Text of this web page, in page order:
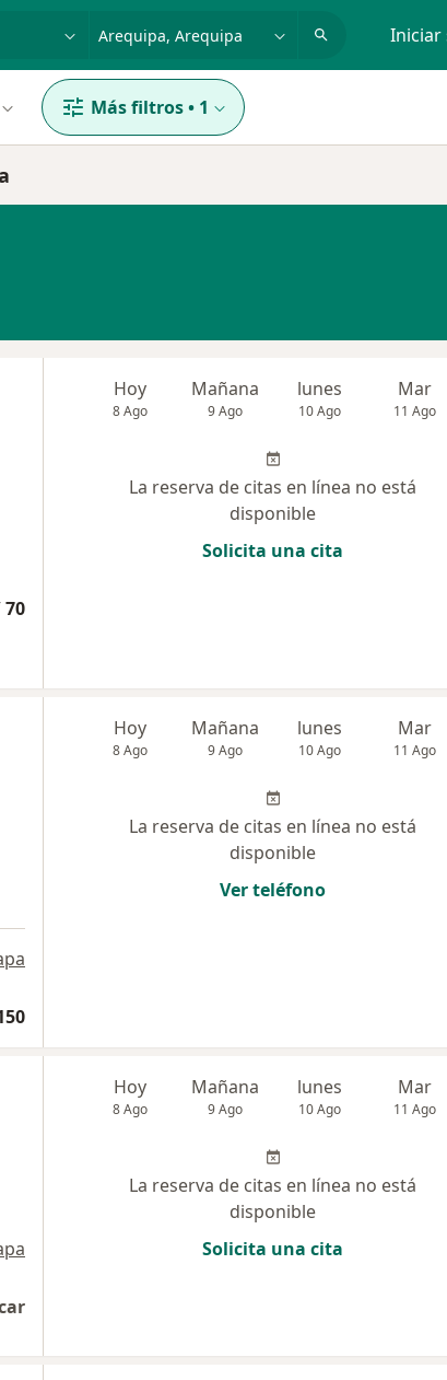
Iniciar
Más filtros• 1
70
Hoy
8 Ago
Mañana
9 Ago
lunes
10 Ago
Mar
11 Ago
La reserva de citas en línea no está
disponible
Solicita una cita
Hoy
8 Ago
Mañana
9 Ago
lunes
10 Ago
Mar
11 Ago
La reserva de citas en línea no está
disponible
Ver teléfono
Hoy
8 Ago
Mañana
9 Ago
lunes
10 Ago
Mar
11 Ago
La reserva de citas en línea no está
disponible
Solicita una cita